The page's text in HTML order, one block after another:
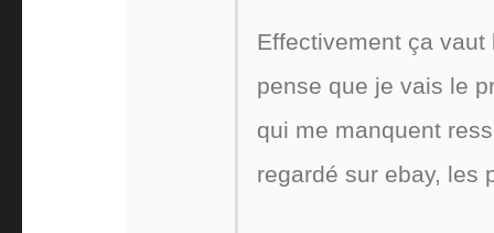
Effectivement ça
pense que je vais le
qui me manquent
regardé sur ebay, les